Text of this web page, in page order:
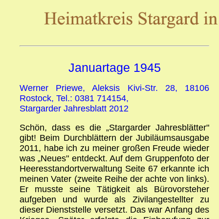
Januartage 1945
Werner Priewe, Aleksis Kivi-Str. 28, 18106
Rostock, Tel.: 0381 714154,
Stargarder Jahresblatt 2012
Schön, dass es die „Stargarder Jahresblätter"
gibt! Beim Durchblättern der Jubiläumsausgabe
2011, habe ich zu meiner großen Freude wieder
was „Neues" entdeckt. Auf dem Gruppenfoto der
Heeresstandortverwaltung Seite 67 erkannte ich
meinen Vater (zweite Reihe der achte von links).
Er musste seine Tätigkeit als Bürovorsteher
aufgeben und wurde als Zivilangestellter zu
dieser Dienststelle versetzt. Das war Anfang des